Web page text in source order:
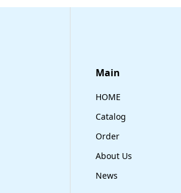
Main
HOME
Catalog
Order
About Us
News